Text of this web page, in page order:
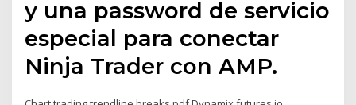
y una password de servicio
especial para conectar
Ninja Trader con AMP.